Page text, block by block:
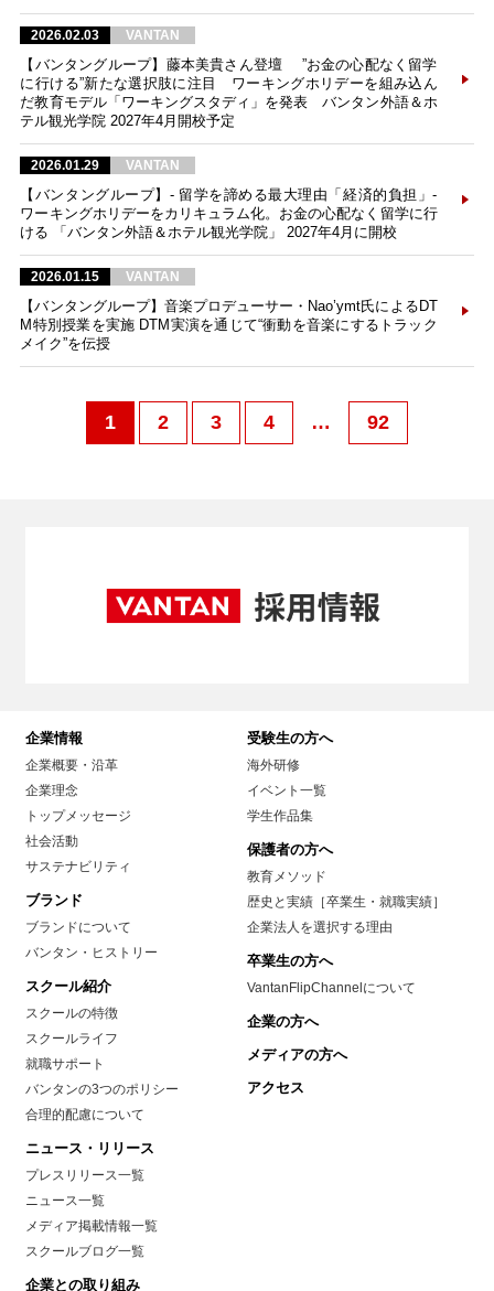
2026.02.03 VANTAN
【バンタングループ】藤本美貴さん登壇 ”お金の心配なく留学
に行ける”新たな選択肢に注目 ワーキングホリデーを組み込ん
だ教育モデル「ワーキングスタディ」を発表 バンタン外語＆ホ
テル観光学院 2027年4月開校予定
2026.01.29 VANTAN
【バンタングループ】- 留学を諦める最大理由「経済的負担」-
ワーキングホリデーをカリキュラム化。お金の心配なく留学に行
ける 「バンタン外語＆ホテル観光学院」 2027年4月に開校
2026.01.15 VANTAN
【バンタングループ】音楽プロデューサー・Nao’ymt氏によるDT
M特別授業を実施 DTM実演を通じて“衝動を音楽にするトラック
メイク”を伝授
1 2 3 4 … 92
企業情報
企業概要・沿革
企業理念
トップメッセージ
社会活動
サステナビリティ
ブランド
ブランドについて
バンタン・ヒストリー
スクール紹介
スクールの特徴
スクールライフ
就職サポート
バンタンの3つのポリシー
合理的配慮について
ニュース・リリース
プレスリリース一覧
ニュース一覧
メディア掲載情報一覧
スクールブログ一覧
企業との取り組み
受験生の方へ
海外研修
イベント一覧
学生作品集
保護者の方へ
教育メソッド
歴史と実績［卒業生・就職実績］
企業法人を選択する理由
卒業生の方へ
VantanFlipChannelについて
企業の方へ
メディアの方へ
アクセス